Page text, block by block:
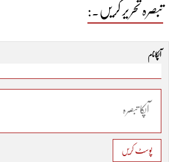
تبصرہ تحریر کریں۔:
آپکا نام
پوسٹ کریں